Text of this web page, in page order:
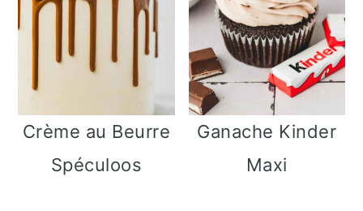
Crème au Beurre
Spéculoos
Ganache Kinder
Maxi